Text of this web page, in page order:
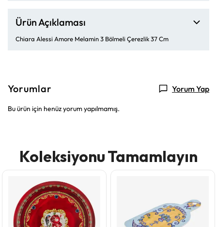
Ürün Açıklaması
Chiara Alessi Amore Melamin 3 Bölmeli Çerezlik 37 Cm
Yorumlar Yorum Yap
Bu ürün için henüz yorum yapılmamış.
Koleksiyonu Tamamlayın